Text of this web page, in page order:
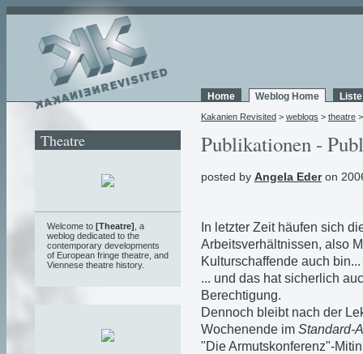
Home Weblog Home
Kakanien Revisited > weblogs > theatre
Publikationen -
posted by Angela Ederon
In letzter Zeit häufen sich
Arbeitsverhältnissen, also
Kulturschaffende auch bin...
... und das hat sicherlich
Berechtigung.
Dennoch bleibt nach der
Wochenende im Standard-
"Die Armutskonferenz"-
Theatre
Welcome to [Theatre] , a
weblog dedicated to the
contemporary developments
of European fringe theatre, and
Viennese theatre history.